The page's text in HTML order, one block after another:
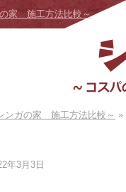
の家 施工方法比較～
ンガの家 施工方法比較～ »
年3月3日